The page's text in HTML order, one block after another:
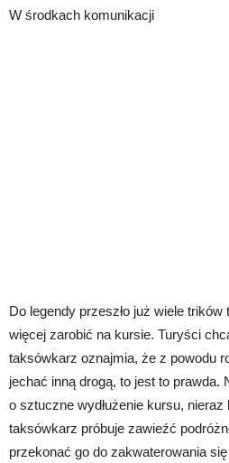
W środkach komunikacji
Do legendy przeszło już wiele
więcej zarobić na kursie. Turyści
taksówkarz oznajmia, że z powodu
jechać inną drogą, to jest to prawda.
o sztuczne wydłużenie kursu,
taksówkarz próbuje zawieźć
przekonać go do zakwaterowania